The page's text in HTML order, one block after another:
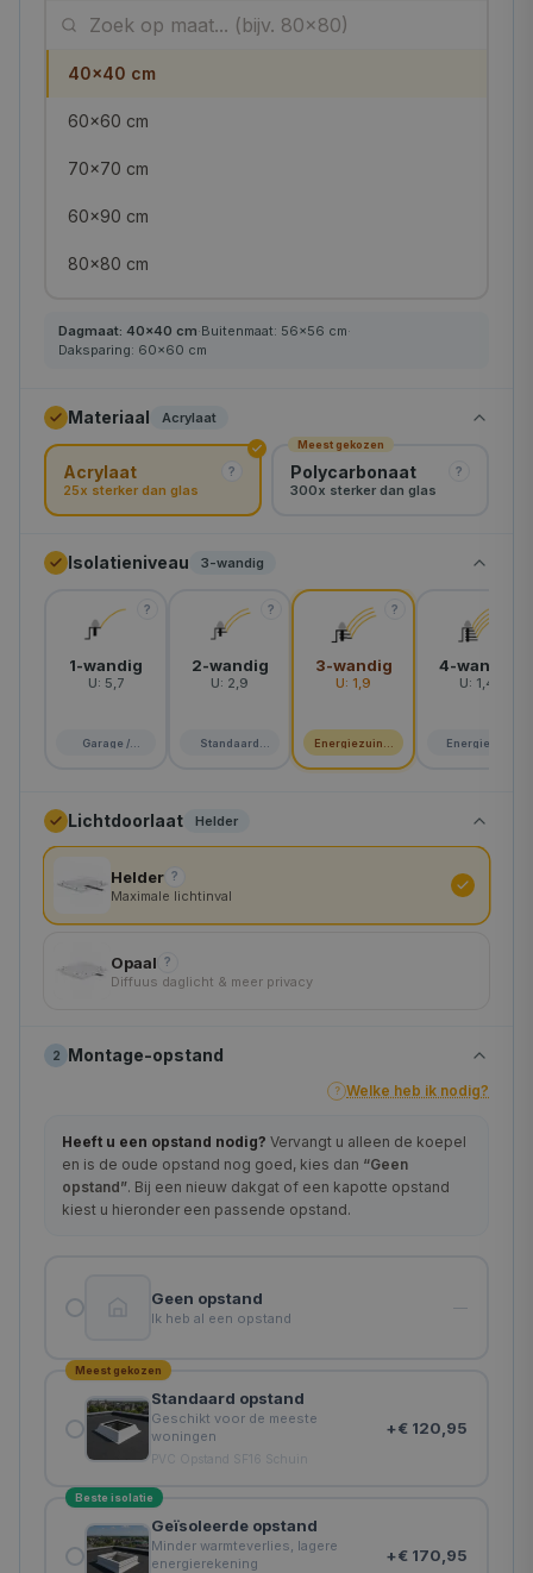
40×40 cm
60×60 cm
70×70 cm
60×90 cm
80×80 cm
100×100 cm
90×120 cm
120×120 cm
120×150 cm
100×200 cm
120×180 cm
160×160 cm
180×180 cm
Dagmaat: 40×40 cm·Buitenmaat: 56×56 cm·
Daksparing: 60×60 cm
Materiaal Acrylaat
Acrylaat ?
25x sterker dan glas
Meest gekozen
Polycarbonaat ?
300x sterker dan glas
Isolatieniveau 3-wandig
?
1-wandig
U: 5,7
Garage /
?
2-wandig
U: 2,9
Standaard
?
3-wandig
U: 1,9
Energiezuinig
huis
4-wandig
U: 1,4
Energie A+
Lichtdoorlaat Helder
Helder ?
Maximale lichtinval
Opaal ?
Diffuus daglicht & meer privacy
2 Montage-opstand
? Welke heb ik nodig?
Heeft u een opstand nodig? Vervangt u alleen de koepel
en is de oude opstand nog goed, kies dan “Geen
opstand”. Bij een nieuw dakgat of een kapotte opstand
kiest u hieronder een passende opstand.
Geen opstand
Ik heb al een opstand
—
Meest gekozen
Standaard opstand
Geschikt voor de meeste
woningen
PVC Opstand SF16 Schuin
+€ 120,95
Beste isolatie
Geïsoleerde opstand
Minder warmteverlies, lagere
energierekening
+€ 170,95